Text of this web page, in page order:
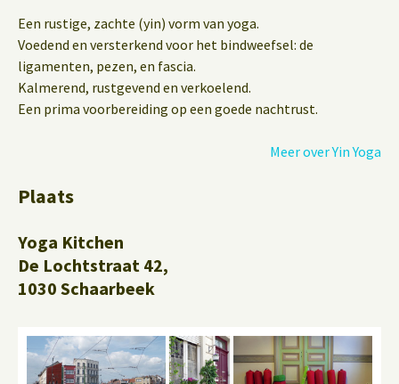
Een rustige, zachte (yin) vorm van yoga.
Voedend en versterkend voor het bindweefsel: de
ligamenten, pezen, en fascia.
Kalmerend, rustgevend en verkoelend.
Een prima voorbereiding op een goede nachtrust.
Meer over Yin Yoga
Plaats
Yoga Kitchen
De Lochtstraat 42,
1030 Schaarbeek